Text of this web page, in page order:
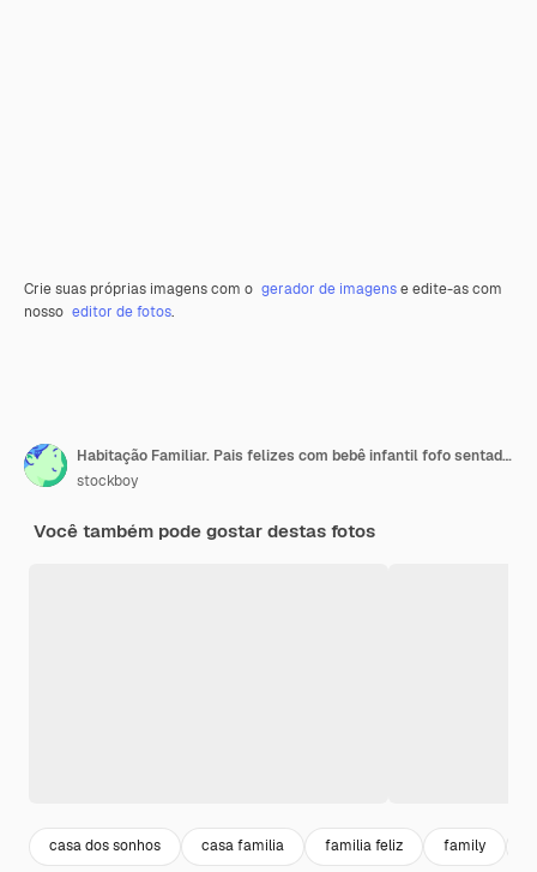
Crie suas próprias imagens com o gerador de imagense edite-as com
nosso editor de fotos.
Habitação Familiar. Pais felizes com bebê infantil fofo sentado sob o teto de papelão
stockboy
Você também pode gostar destas fotos
casa dos sonhos casa familia familia feliz family